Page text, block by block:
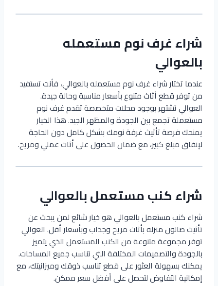
شراء غرف نوم مستعمله
بالعوالي
عندما تختار شراء غرف نوم مستعمله بالعوالي، فأنت تستفيد
من توفر قطع أثاث متنوع بأسعار مناسبة وحالة جيدة.
العوالي تشتهر بوجود محلات متخصصة تقدم غرف نوم
مستعملة تجمع بين الجودة والمظهر الجيد. هذا الخيار
يمنحك فرصة تأثيث غرفة نومك بشكل كامل دون الحاجة
لإنفاق مبلغ كبير، مع ضمان الحصول على أثاث عملي ومريح.
شراء كنب مستعمل بالعوالي
شراء كنب مستعمل بالعوالي هو خيار شائع لمن يبحث عن
تأثيث صالون منزله بأثاث مريح وجذاب وبأسعار أقل. العوالي
توفر مجموعة متنوعة من الكنب المستعمل الذي يتميز
بالجودة والتصميمات المختلفة التي تناسب جميع المساحات.
يمكنك بسهولة العثور على قطع تناسب ذوقك وميزانيتك، مع
إمكانية التفاوض لتحصل على أفضل سعر ممكن.